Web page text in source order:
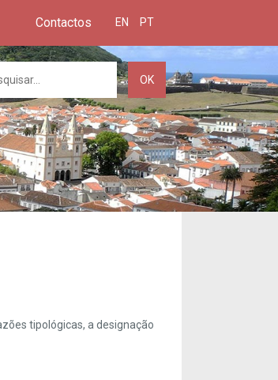
Contactos EN PT
OK
tipológicas, a designação